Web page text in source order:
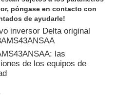
póngase en contacto con
de ayudarle!
inversor Delta original
las
de los equipos de